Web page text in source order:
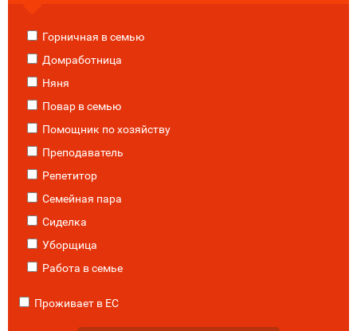
Горничная в семью
Домработница
Няня
Повар в семью
Помощник по хозяйству
Преподаватель
Репетитор
Семейная пара
Сиделка
Уборщица
Работа в семье
Проживает в ЕС